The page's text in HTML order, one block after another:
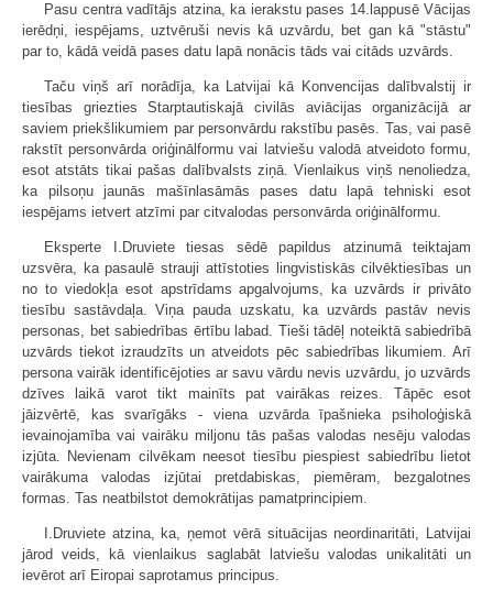
Pasu centra vadītājs atzina, ka ierakstu pases 14.lappusē Vācijas
ierēdņi, iespējams, uztvēruši nevis kā uzvārdu, bet gan kā "stāstu"
par to, kādā veidā pases datu lapā nonācis tāds vai citāds uzvārds.
Taču viņš arī norādīja, ka Latvijai kā Konvencijas dalībvalstij ir
tiesības griezties Starptautiskajā civilās aviācijas organizācijā ar
saviem priekšlikumiem par personvārdu rakstību pasēs. Tas, vai pasē
rakstīt personvārda oriģinālformu vai latviešu valodā atveidoto formu,
esot atstāts tikai pašas dalībvalsts ziņā. Vienlaikus viņš nenoliedza,
ka pilsoņu jaunās mašīnlasāmās pases datu lapā tehniski esot
iespējams ietvert atzīmi par citvalodas personvārda oriģinālformu.
Eksperte I.Druviete tiesas sēdē papildus atzinumā teiktajam
uzsvēra, ka pasaulē strauji attīstoties lingvistiskās cilvēktiesības un
no to viedokļa esot apstrīdams apgalvojums, ka uzvārds ir privāto
tiesību sastāvdaļa. Viņa pauda uzskatu, ka uzvārds pastāv nevis
personas, bet sabiedrības ērtību labad. Tieši tādēļ noteiktā sabiedrībā
uzvārds tiekot izraudzīts un atveidots pēc sabiedrības likumiem. Arī
persona vairāk identificējoties ar savu vārdu nevis uzvārdu, jo uzvārds
dzīves laikā varot tikt mainīts pat vairākas reizes. Tāpēc esot
jāizvērtē, kas svarīgāks - viena uzvārda īpašnieka psiholoģiskā
ievainojamība vai vairāku miljonu tās pašas valodas nesēju valodas
izjūta. Nevienam cilvēkam neesot tiesību piespiest sabiedrību lietot
vairākuma valodas izjūtai pretdabiskas, piemēram, bezgalotnes
formas. Tas neatbilstot demokrātijas pamatprincipiem.
I.Druviete atzina, ka, ņemot vērā situācijas neordinaritāti, Latvijai
jārod veids, kā vienlaikus saglabāt latviešu valodas unikalitāti un
ievērot arī Eiropai saprotamus principus.